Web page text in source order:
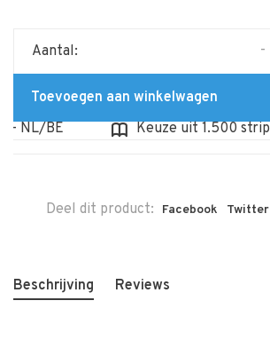
Aantal: -
Toevoegen aan winkelwagen
NL/BE
Keuze uit 1.500 strips
Deel dit product: Facebook Twitter
Beschrijving Reviews